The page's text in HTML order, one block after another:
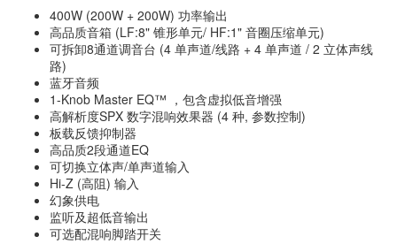
400W (200W + 200W) 功率输出
高品质音箱 (LF:8" 锥形单元/ HF:1" 音圈压缩单元)
可拆卸8通道调音台 (4 单声道/线路 + 4 单声道 / 2 立体声线
路)
蓝牙音频
1-Knob Master EQ™ ，包含虚拟低音增强
高解析度SPX 数字混响效果器 (4 种, 参数控制)
板载反馈抑制器
高品质2段通道EQ
可切换立体声/单声道输入
Hi-Z (高阻) 输入
幻象供电
监听及超低音输出
可选配混响脚踏开关